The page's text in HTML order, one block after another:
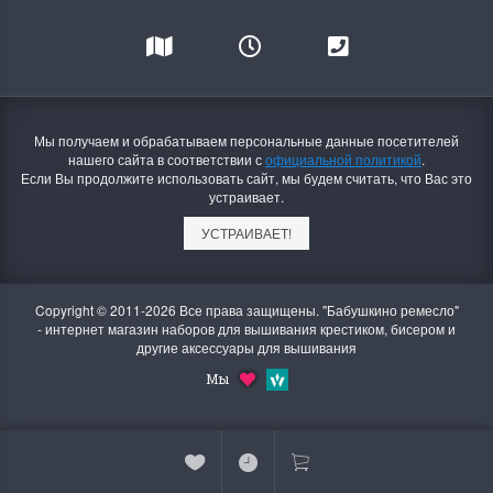
Мы получаем и обрабатываем персональные данные посетителей
нашего сайта в соответствии софициальной политикой.
Если Вы продолжите использовать сайт, мы будем считать, что Вас это
устраивает.
УСТРАИВАЕТ!
Copyright © 2011-2026 Все права защищены. "Бабушкино ремесло"
- интернет магазин наборов для вышивания крестиком, бисером и
другие аксессуары для вышивания
Мы